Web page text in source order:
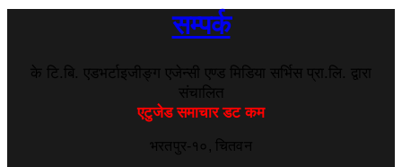
सम्पर्क
के टि.बि. एडभर्टाइजीङ्ग एजेन्सी एण्ड मिडिया सर्भिस प्रा.लि. द्वारा
संचालित
एटुजेड समाचार डट कम
भरतपुर-१०, चितवन